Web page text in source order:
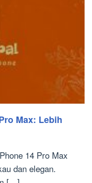
Max: Lebih
14 Pro Max
dan elegan.